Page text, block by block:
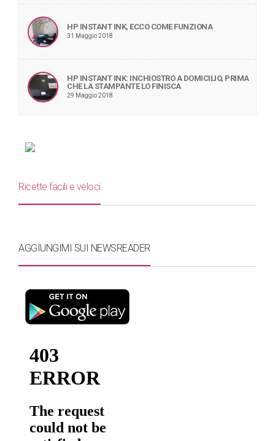
HP INSTANT INK, ECCO COME FUNZIONA
31 Maggio 2018
HP INSTANT INK: INCHIOSTRO A DOMICILIO, PRIMA
CHE LA STAMPANTE LO FINISCA
29 Maggio 2018
Ricette facili e veloci
AGGIUNGIMI SUI NEWSREADER